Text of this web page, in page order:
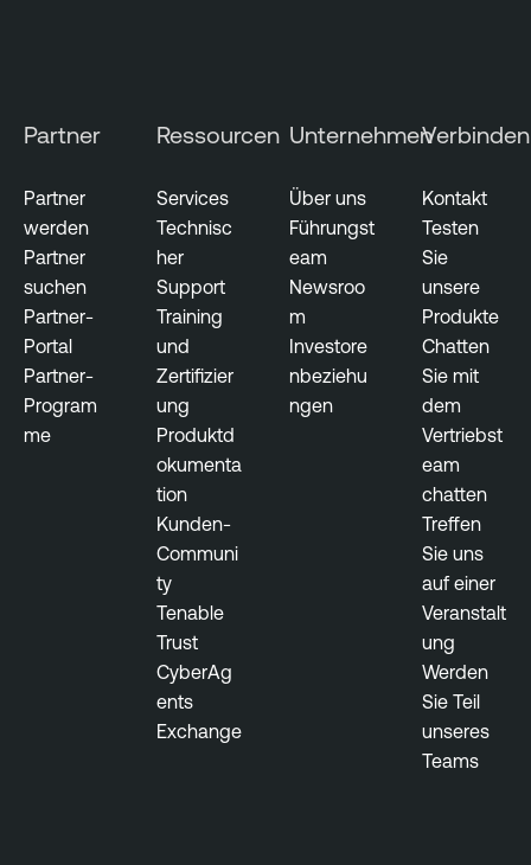
Partner
Partner
werden
Partner
suchen
Partner-
Portal
Partner-
Program
me
Ressourcen
Services
Technisc
her
Support
Training
und
Zertifizier
ung
Produktd
okumenta
tion
Kunden-
Communi
ty
Tenable
Trust
CyberAg
ents
Exchange
Unternehmen
Über uns
Führungst
eam
Newsroo
m
Investore
nbeziehu
ngen
Verbinden
Kontakt
Testen
Sie
unsere
Produkte
Chatten
Sie mit
dem
Vertriebst
eam
chatten
Treffen
Sie uns
auf einer
Veranstalt
ung
Werden
Sie Teil
unseres
Teams